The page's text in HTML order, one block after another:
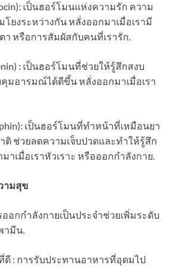
เป็นฮอร์โมนแห่งความรัก ความ
โยงระหว่างกัน หลั่งออกมาเมื่อเรามี
า หรือการสัมผัสกับคนที่เรารัก.
: เป็นฮอร์โมนที่ช่วยให้รู้สึกสงบ
มอารมณ์ได้ดีขึ้น หลั่งออกมาเมื่อเรา
เป็นฮอร์โมนที่ทำหน้าที่เหมือนยา
ช่วยลดความเจ็บปวดและทำให้รู้สึก
าเมื่อเราหัวเราะ หรือออกกำลังกาย.
ามสุข
อกกำลังกายเป็นประจำช่วยเพิ่มระดับ
ามีน.
ดี : การรับประทานอาหารที่อุดมไป